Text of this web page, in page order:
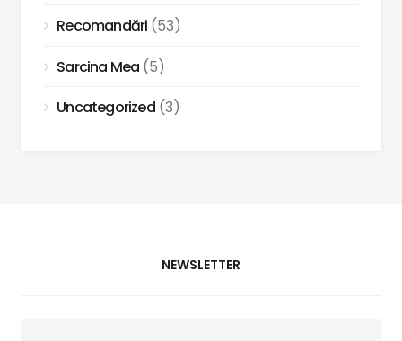
Recomandări (53)
Sarcina Mea (5)
Uncategorized(3)
NEWSLETTER